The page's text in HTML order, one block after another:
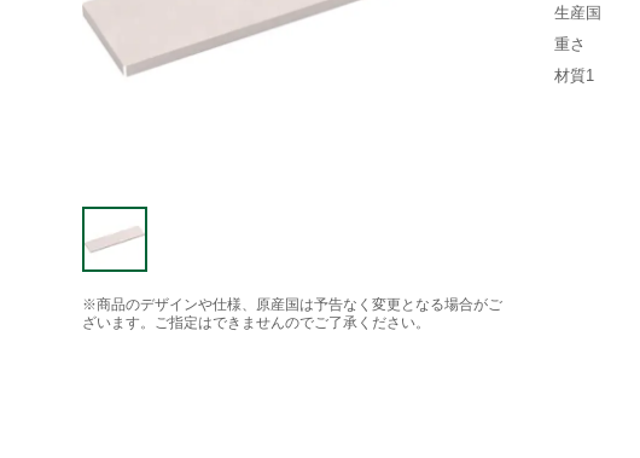
※商品のデザインや仕様、原産国は予告なく変更となる場合がご
ざいます。ご指定はできませんのでご了承ください。
生産国
重さ
材質1